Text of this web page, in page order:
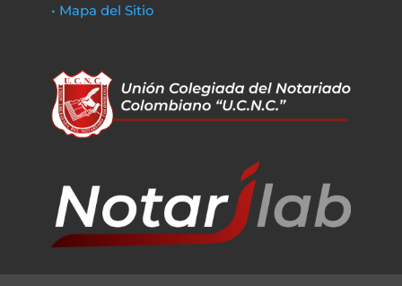
• Mapa del Sitio